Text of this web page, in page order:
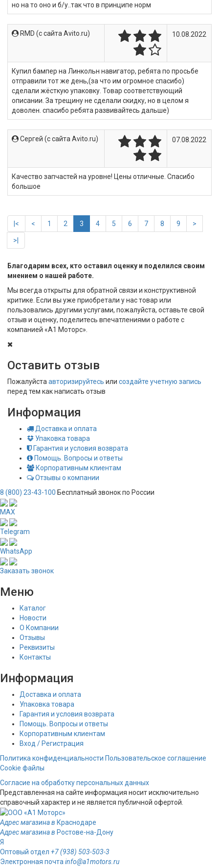
но на то оно и б/у..так что в принципе норм
RMD (c сайта Avito.ru) 10.08.2022
Купил бампер на Линкольн навигатор, ребята по просьбе
отправили тот же день,(за что им огромное спасибо)
сделали жёсткую упаковку. Товар соответствующий
описании. За трещину не сделали скидку, но в целом я
доволен. спасибо ребята развивайтесь дальше)
Сергей (c сайта Avito.ru) 07.08.2022
Качество запчастей на уровне! Цены отличные. Спасибо
большое
|< < 1 2 3 4 5 6 7 8 9 >
>|
Благодарим всех, кто оставил оценку и поделился своим
мнением о нашей работе.
Мы всегда открыты для обратной связи и конструктивной
критике. Если вы уже приобретали у нас товар или
пользовались другими услугами, пожалуйста, оставьте свой
отзыв и оценку, поделитесь впечатлениями о работе с
компанией «А1 Моторс».
Оставить отзыв
Пожалуйста авторизируйтесь или создайте учетную запись
перед тем как написать отзыв
Информация
Доставка и оплата
Упаковка товара
Гарантия и условия возврата
Помощь. Вопросы и ответы
Корпоративным клиентам
Отзывы о компании
8 (800) 23-43-100 Бесплатный звонок по России
MAX
Telegram
WhatsApp
Заказать звонок
Меню
Каталог
Новости
О Компании
Отзывы
Реквизиты
Контакты
Информация
Доставка и оплата
Упаковка товара
Гарантия и условия возврата
Помощь. Вопросы и ответы
Корпоративным клиентам
Вход / Регистрация
Политика конфиденциальности Пользовательское соглашение
Cookie файлы
Согласие на обработку персональных данных
Представленная на сайте информация носит исключительно
справочный характер и не является публичной офертой.
Адрес магазина в Краснодаре
Адрес магазина в Ростове-на-Дону
Я
Оптовый отдел +7 (938) 503-503-3
Электронная почтаinfo@a1motors.ru